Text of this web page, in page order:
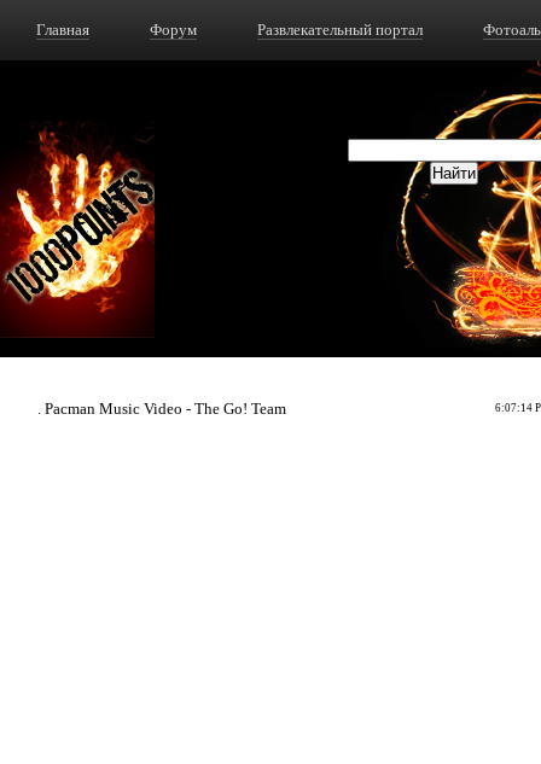
Главная Форум Развлекательный портал
6:07:14
. Pacman Music Video - The Go! Team